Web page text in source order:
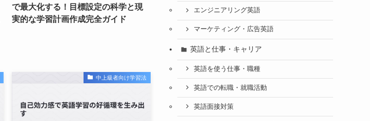
で最大化する！目標設定の科学と現
実的な学習計画作成完全ガイド
中上級者向け学習法
エンジニアリング英語
マーケティング・広告英語
英語と仕事・キャリア
英語を使う仕事・職種
英語での転職・就職活動
英語面接対策